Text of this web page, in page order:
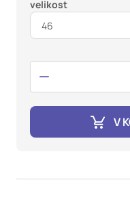
velikost
46
V
vaših interesov, ki ga
oglasov na drugih
zavrnete uporabo teh
ciljnega spletnega